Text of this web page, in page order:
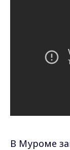
В Муроме